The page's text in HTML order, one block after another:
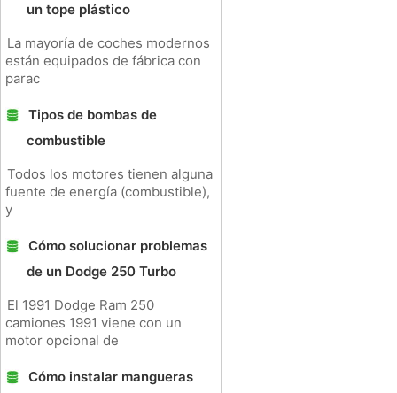
un tope plástico
La mayoría de coches modernos
están equipados de fábrica con
parac
Tipos de bombas de
combustible
Todos los motores tienen alguna
fuente de energía (combustible),
y
Cómo solucionar problemas
de un Dodge 250 Turbo
El 1991 Dodge Ram 250
camiones 1991 viene con un
motor opcional de
Cómo instalar mangueras